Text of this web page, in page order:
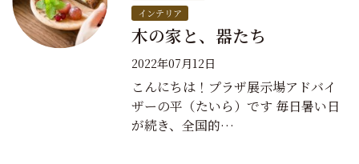
インテリア
木の家と、器たち
2022年07月12日
こんにちは！プラザ展示場アドバイ
ザーの平（たいら）です 毎日暑い日
が続き、全国的…